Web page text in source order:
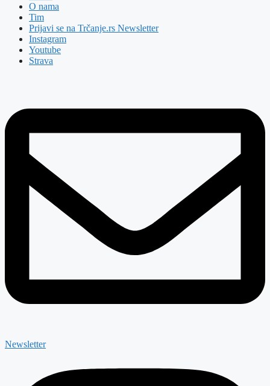
O nama
Tim
Prijavi se na Trčanje.rs Newsletter
Instagram
Youtube
Strava
Newsletter